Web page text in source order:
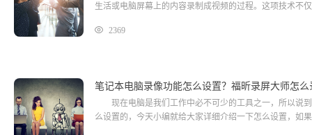
生活或电脑屏幕上的内容录制成视频的过程。这项技术不
2369
笔记本电脑录像功能怎么设置？福昕录屏大师怎么
现在电脑是我们工作中必不可少的工具之一，所以说到
么设置的，今天小编就给大家详细介绍一下怎么设置，如